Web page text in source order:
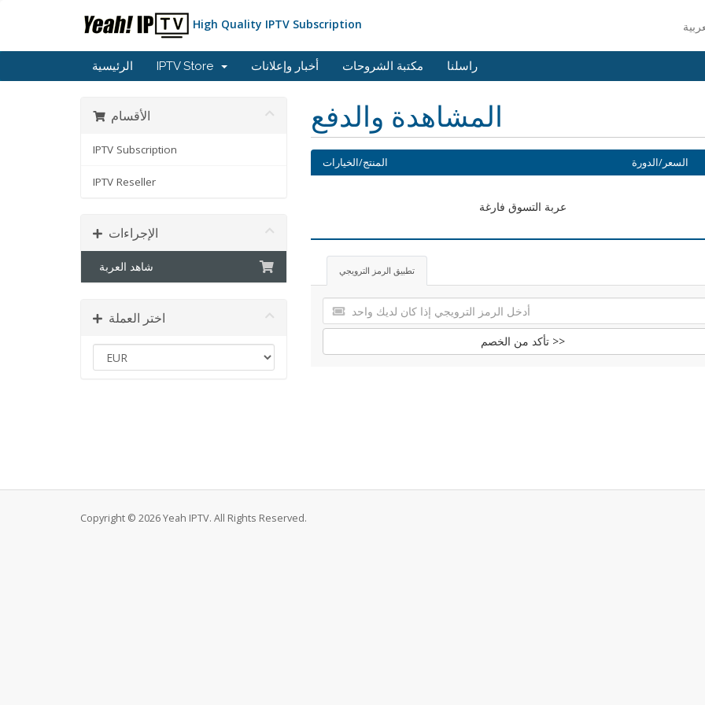
High Quality IPTV Subscription
الرئيسية IPTV Store أخبار وإعلانات مكتبة الشروحات راسلنا
الأقسام
IPTV Subscription
IPTV Reseller
الإجراءات
شاهد العربة
اختر العملة
المشاهدة والدفع
المنتج/الخيارات السعر/الدورة
عربة التسوق فارغة
تطبيق الرمز الترويجي
تأكد من الخصم >>
Copyright © 2026 Yeah IPTV. All Rights Reserved.